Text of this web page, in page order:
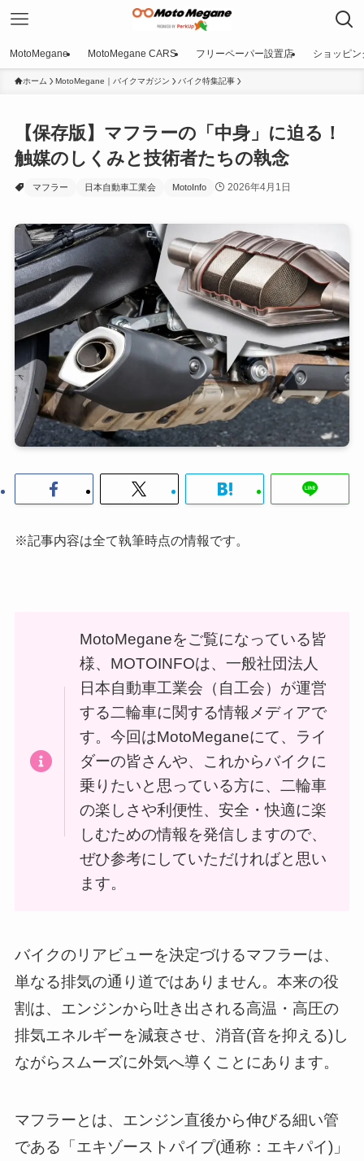
MotoMegane MotoMegane CARS フリーペーパー設置店 ショッピン
ホーム MotoMegane｜バイクマガジン バイク特集記事
【保存版】マフラーの「中身」に迫る！
触媒のしくみと技術者たちの執念
マフラー 日本自動車工業会 MotoInfo 2026年4月1日
※記事内容は全て執筆時点の情報です。
MotoMeganeをご覧になっている皆
様、MOTOINFOは、一般社団法人
日本自動車工業会（自工会）が運営
する二輪車に関する情報メディアで
す。今回はMotoMeganeにて、ライ
ダーの皆さんや、これからバイクに
乗りたいと思っている方に、二輪車
の楽しさや利便性、安全・快適に楽
しむための情報を発信しますので、
ぜひ参考にしていただければと思い
ます。
バイクのリアビューを決定づけるマフラーは、
単なる排気の通り道ではありません。本来の役
割は、エンジンから吐き出される高温・高圧の
排気エネルギーを減衰させ、消音(音を抑える)し
ながらスムーズに外気へ導くことにあります。
マフラーとは、エンジン直後から伸びる細い管
である「エキゾーストパイプ(通称：エキパイ)」